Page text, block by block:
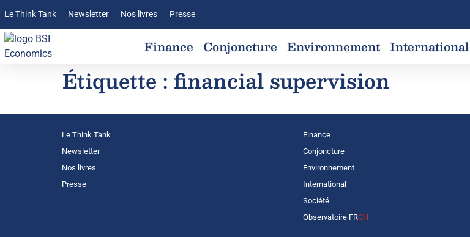
Le Think Tank Newsletter Nos livres Presse
Finance Conjoncture Environnement International
Étiquette : financial supervision
Le Think Tank
Newsletter
Nos livres
Presse
Finance
Conjoncture
Environnement
International
Société
Observatoire FRCH